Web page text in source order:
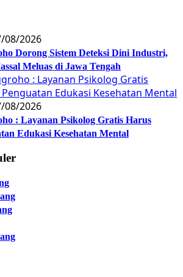
08/2026
Dorong Sistem Deteksi Dini Industri,
Meluas di Jawa Tengah
08/2026
: Layanan Psikolog Gratis Harus
Edukasi Kesehatan Mental